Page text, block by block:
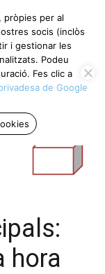
hora
pròpies per al
socis (inclòs
i gestionar les
Podeu
Fes clic a
de Google